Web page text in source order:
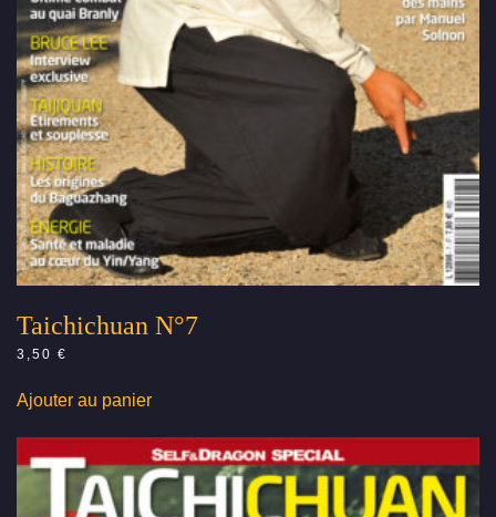
Taichichuan N°7
3,50 €
Ajouter au panier